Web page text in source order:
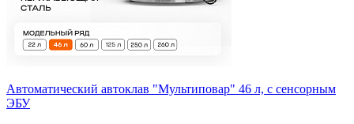
Автоматический автоклав "Мультиповар" 46 л, с сенсорным
ЭБУ